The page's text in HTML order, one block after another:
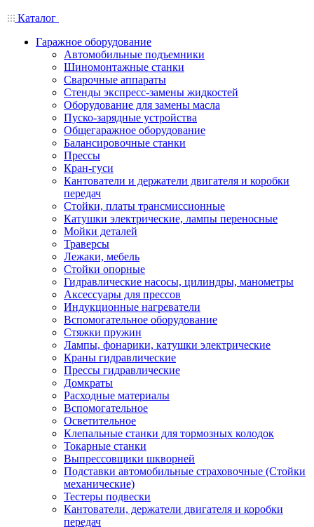
Каталог
Гаражное оборудование
Автомобильные подъемники
Шиномонтажные станки
Сварочные аппараты
Стенды экспресс-замены жидкостей
Оборудование для замены масла
Пуско-зарядные устройства
Общегаражное оборудование
Балансировочные станки
Прессы
Кран-гуси
Кантователи и держатели двигателя и коробки
передач
Стойки, платы трансмиссионные
Катушки электрические, лампы переносные
Мойки деталей
Траверсы
Лежаки, мебель
Стойки опорные
Гидравлические насосы, цилиндры, манометры
Аксессуары для прессов
Индукционные нагреватели
Вспомогательное оборудование
Стяжки пружин
Лампы, фонарики, катушки электрические
Краны гидравлические
Прессы гидравлические
Домкраты
Расходные материалы
Вспомогательное
Осветительное
Клепальные станки для тормозных колодок
Токарные станки
Выпрессовщики шкворней
Подставки автомобильные страховочные (Стойки
механические)
Тестеры подвески
Кантователи, держатели двигателя и коробки
передач